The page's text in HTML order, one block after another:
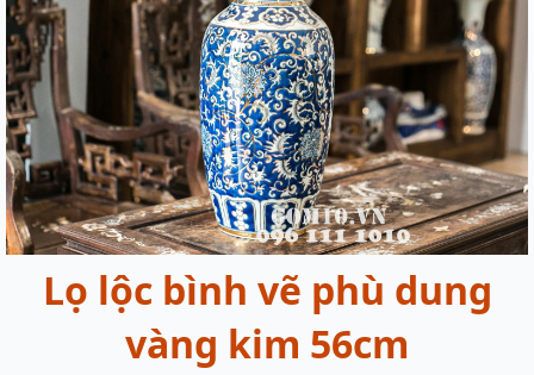
Lọ lộc bình vẽ phù dung
vàng kim 56cm